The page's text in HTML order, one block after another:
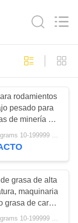
148
16
rodamientos
pesado para
de minería y
$3.00/kilograms 10-199999 kilograms MOQ:10 kilogramos
grasa de alta
maquinaria
grasa de carga
$3.00/kilograms 10-199999 kilograms MOQ:10 kilogramos